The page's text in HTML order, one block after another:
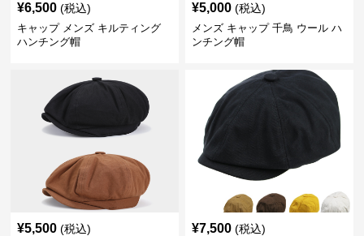
¥6,500 (税込)
キャップ メンズ キルティング
ハンチング帽
¥5,000 (税込)
メンズ キャップ 千鳥 ウール ハ
ンチング帽
¥5,500 (税込) ¥7,500 (税込)